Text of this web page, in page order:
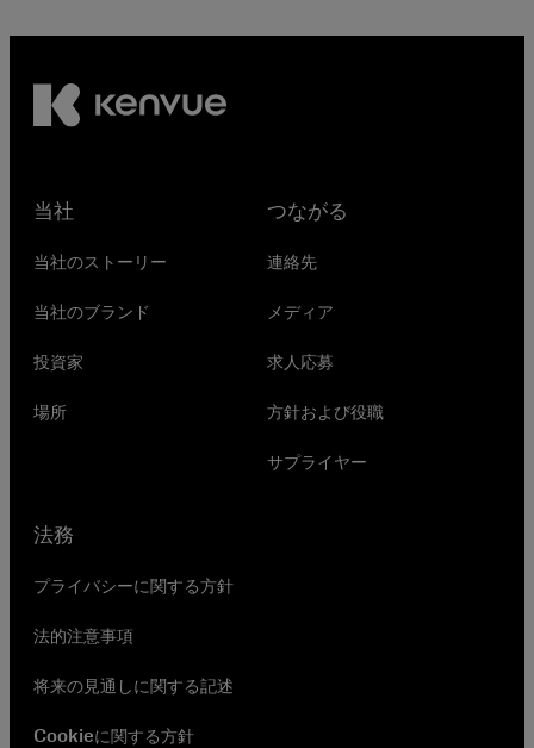
当社
当社のストーリー
当社のブランド
投資家
場所
つながる
連絡先
メディア
求人応募
方針および役職
サプライヤー
法務
プライバシーに関する方針
法的注意事項
将来の見通しに関する記述
Cookieに関する方針